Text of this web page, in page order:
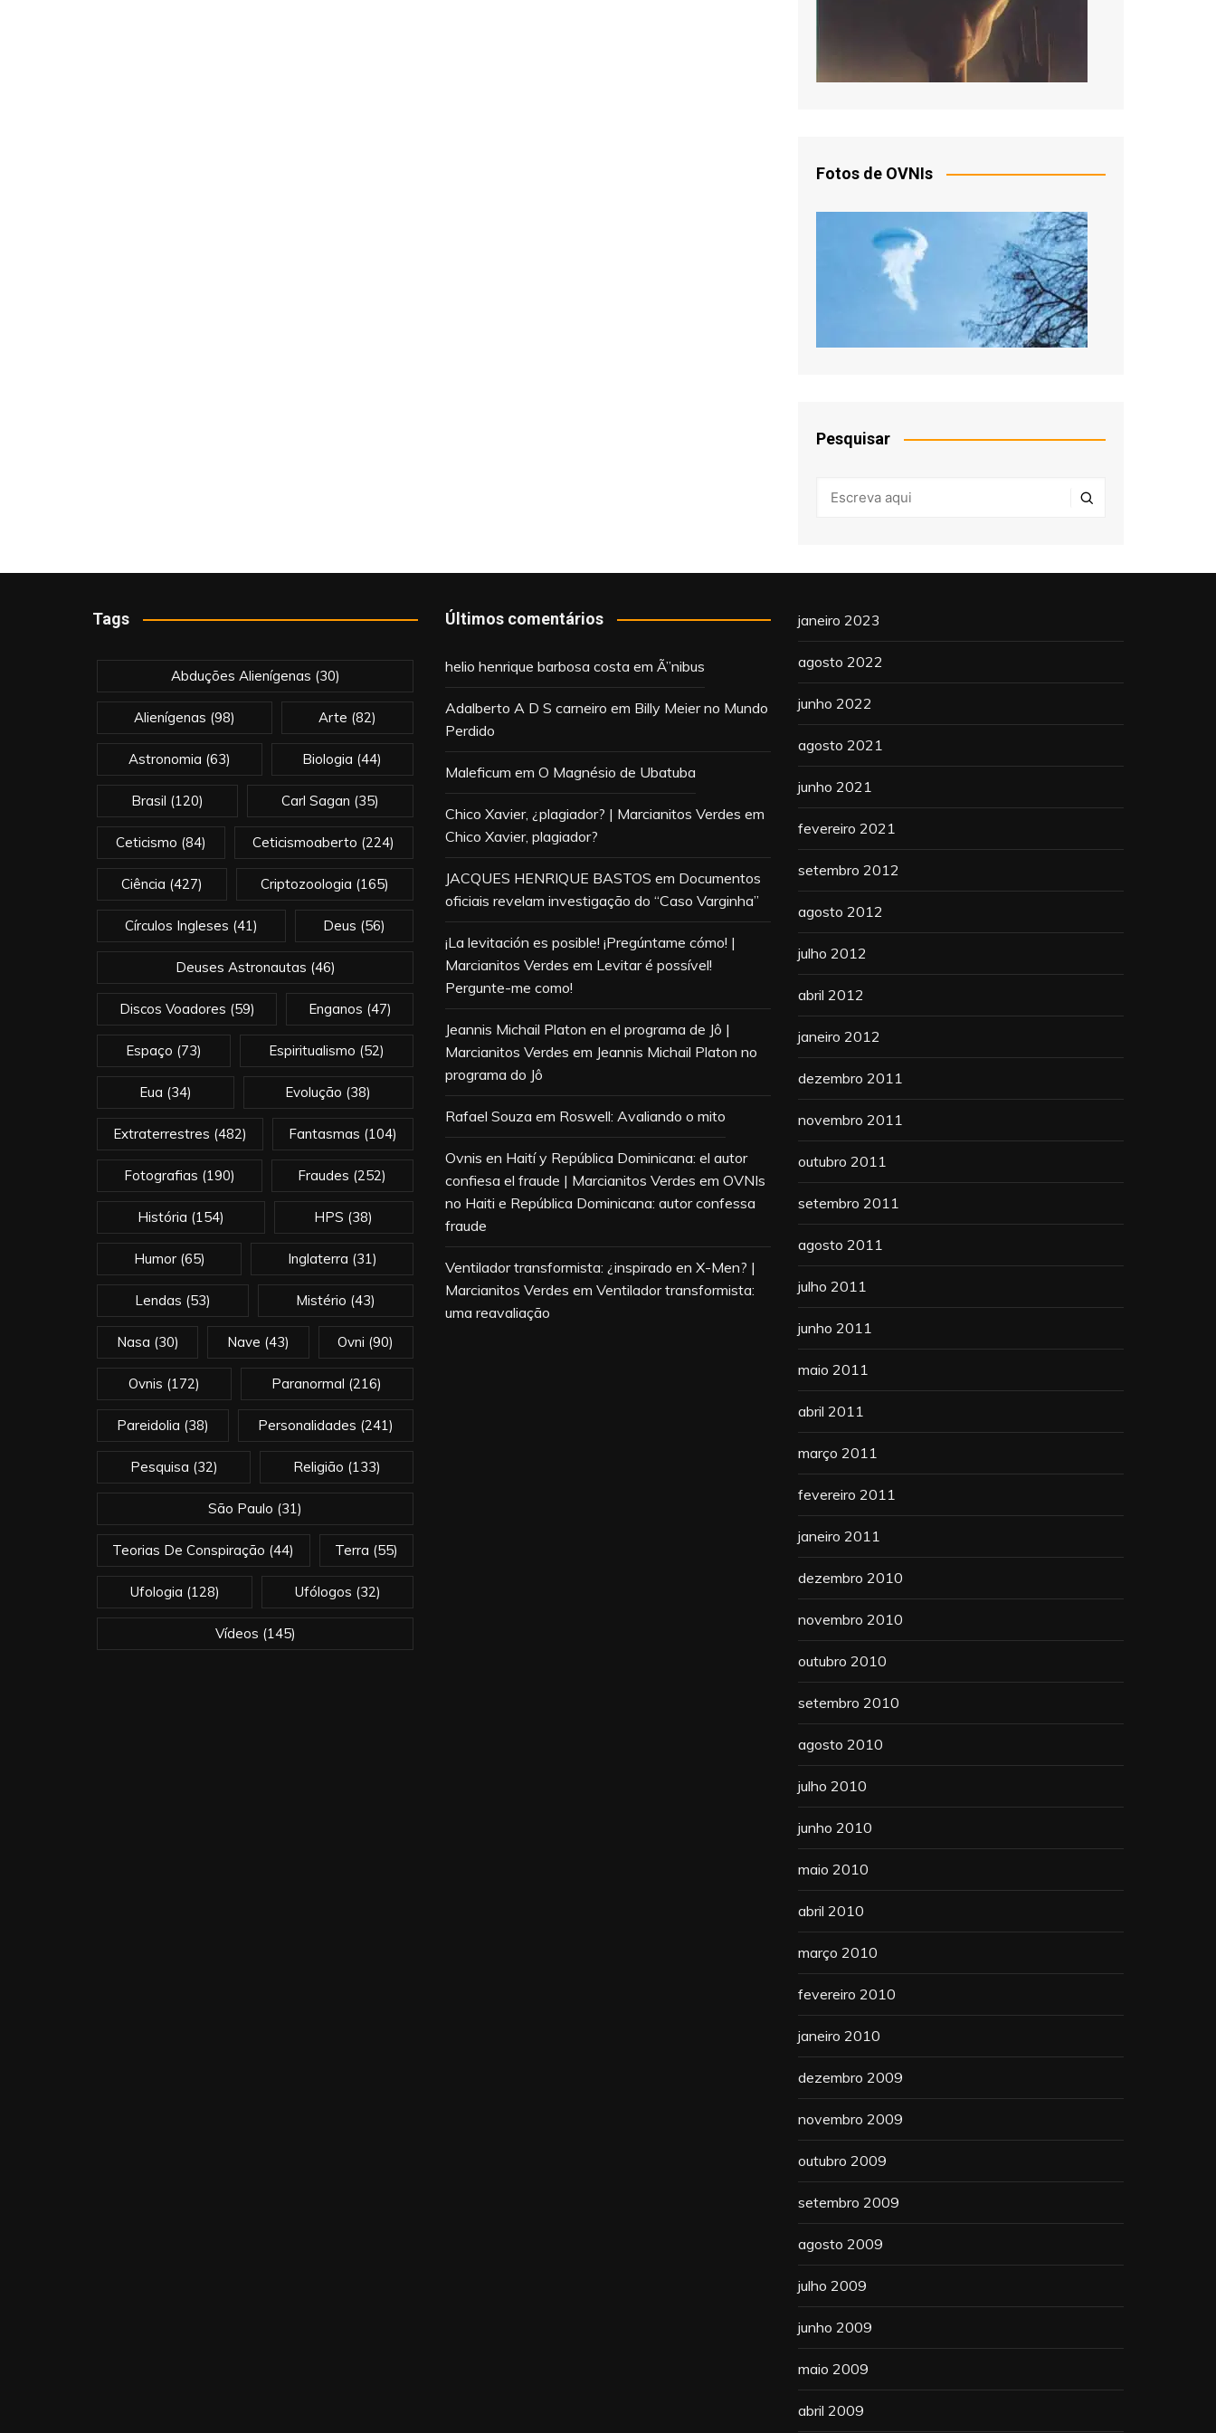
Fotos de OVNIs
Pesquisar
Tags
Abduções Alienígenas (30)
Alienígenas (98) Arte (82)
Astronomia (63) Biologia (44)
Brasil (120) Carl Sagan (35)
Ceticismo (84) Ceticismoaberto (224)
Ciência (427) Criptozoologia (165)
Círculos Ingleses (41) Deus (56)
Deuses Astronautas (46)
Discos Voadores (59) Enganos (47)
Espaço (73) Espiritualismo (52)
Eua (34) Evolução (38)
Extraterrestres (482) Fantasmas (104)
Fotografias (190) Fraudes (252)
História (154) HPS (38)
Humor(65) Inglaterra (31)
Lendas (53) Mistério (43)
Nasa (30) Nave (43) Ovni (90)
Ovnis (172) Paranormal (216)
Pareidolia (38) Personalidades (241)
Pesquisa (32) Religião (133)
São Paulo (31)
Teorias De Conspiração (44) Terra (55)
Ufologia (128) Ufólogos (32)
Vídeos (145)
Últimos comentários
helio henrique barbosa costa em Ã”nibus
Adalberto A D S carneiro em Billy Meier no Mundo
Perdido
Maleficum em O Magnésio de Ubatuba
Chico Xavier, ¿plagiador? | Marcianitos Verdes em
Chico Xavier, plagiador?
JACQUES HENRIQUE BASTOS em Documentos
oficiais revelam investigação do “Caso Varginha”
¡La levitación es posible! ¡Pregúntame cómo! |
Marcianitos Verdes em Levitar é possível!
Pergunte-me como!
Jeannis Michail Platon en el programa de Jô |
Marcianitos Verdes em Jeannis Michail Platon no
programa do Jô
Rafael Souza em Roswell: Avaliando o mito
Ovnis en Haití y República Dominicana: el autor
confiesa el fraude | Marcianitos Verdes em OVNIs
no Haiti e República Dominicana: autor confessa
fraude
Ventilador transformista: ¿inspirado en X-Men? |
Marcianitos Verdes em Ventilador transformista:
uma reavaliação
janeiro 2023
agosto 2022
junho 2022
agosto 2021
junho 2021
fevereiro 2021
setembro 2012
agosto 2012
julho 2012
abril 2012
janeiro 2012
dezembro 2011
novembro 2011
outubro 2011
setembro 2011
agosto 2011
julho 2011
junho 2011
maio 2011
abril 2011
março 2011
fevereiro 2011
janeiro 2011
dezembro 2010
novembro 2010
outubro 2010
setembro 2010
agosto 2010
julho 2010
junho 2010
maio 2010
abril 2010
março 2010
fevereiro 2010
janeiro 2010
dezembro 2009
novembro 2009
outubro 2009
setembro 2009
agosto 2009
julho 2009
junho 2009
maio 2009
abril 2009